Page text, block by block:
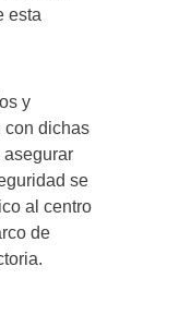
esta
y
con dichas
asegurar
se
al centro
de